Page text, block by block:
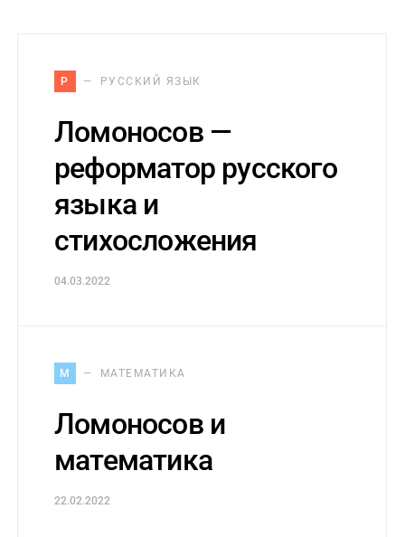
Р РУССКИЙ ЯЗЫК
Ломоносов —
реформатор русского
языка и
стихосложения
04.03.2022
М МАТЕМАТИКА
Ломоносов и
математика
22.02.2022